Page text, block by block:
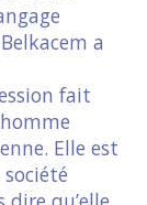
a
fait
Elle est